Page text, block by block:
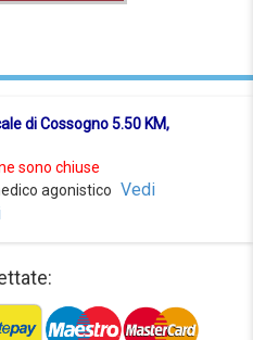
di Cossogno 5.50 KM,
sono chiuse
agonistico Vedi